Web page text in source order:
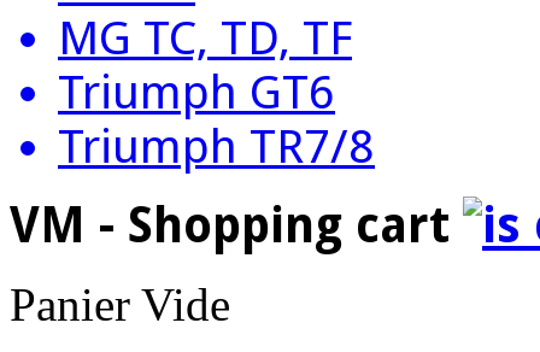
MG TC, TD, TF
Triumph GT6
Triumph TR7/8
VM - Shopping cart
Panier Vide